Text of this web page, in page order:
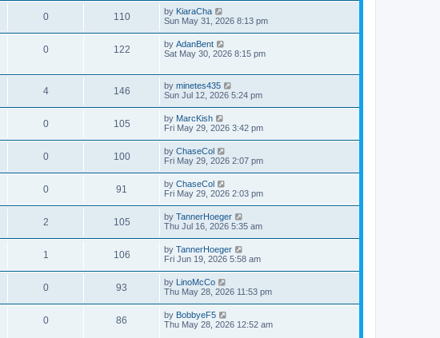
0 110 by KiaraCha
Sun May 31, 2026 8:13 pm
0 122 by AdanBent
Sat May 30, 2026 8:15 pm
4 146 by minetes435
Sun Jul 12, 2026 5:24 pm
0 105 by MarcKish
Fri May 29, 2026 3:42 pm
0 100 by ChaseCol
Fri May 29, 2026 2:07 pm
0 91 by ChaseCol
Fri May 29, 2026 2:03 pm
2 105 by TannerHoeger
Thu Jul 16, 2026 5:35 am
1 106 by TannerHoeger
Fri Jun 19, 2026 5:58 am
0 93 by
LinoMcCo
Thu May 28, 2026 11:53 pm
0 86 by BobbyeF5
Thu May 28, 2026 12:52 am